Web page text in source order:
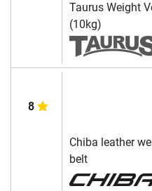
Taurus Weight
(10kg)
8
Chiba leather
belt